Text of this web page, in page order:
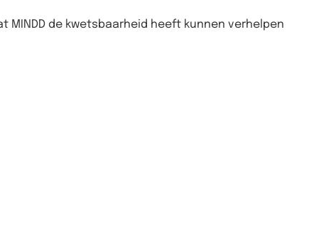
de kwetsbaarheid heeft kunnen verhelpen